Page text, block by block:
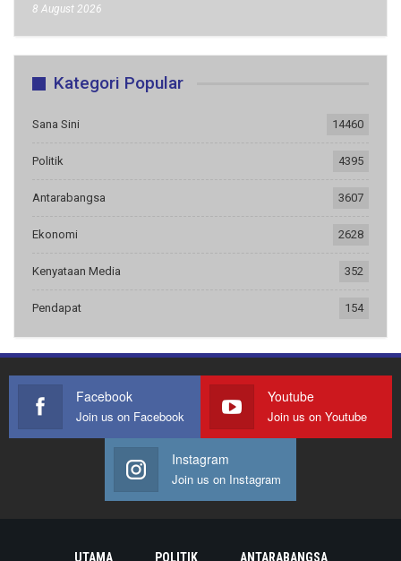
8 August 2026
Kategori Popular
Sana Sini 14460
Politik 4395
Antarabangsa 3607
Ekonomi 2628
Kenyataan Media 352
Pendapat 154
Facebook
Join us on Facebook
Youtube
Join us on Youtube
Instagram
Join us on Instagram
UTAMA POLITIK ANTARABANGSA